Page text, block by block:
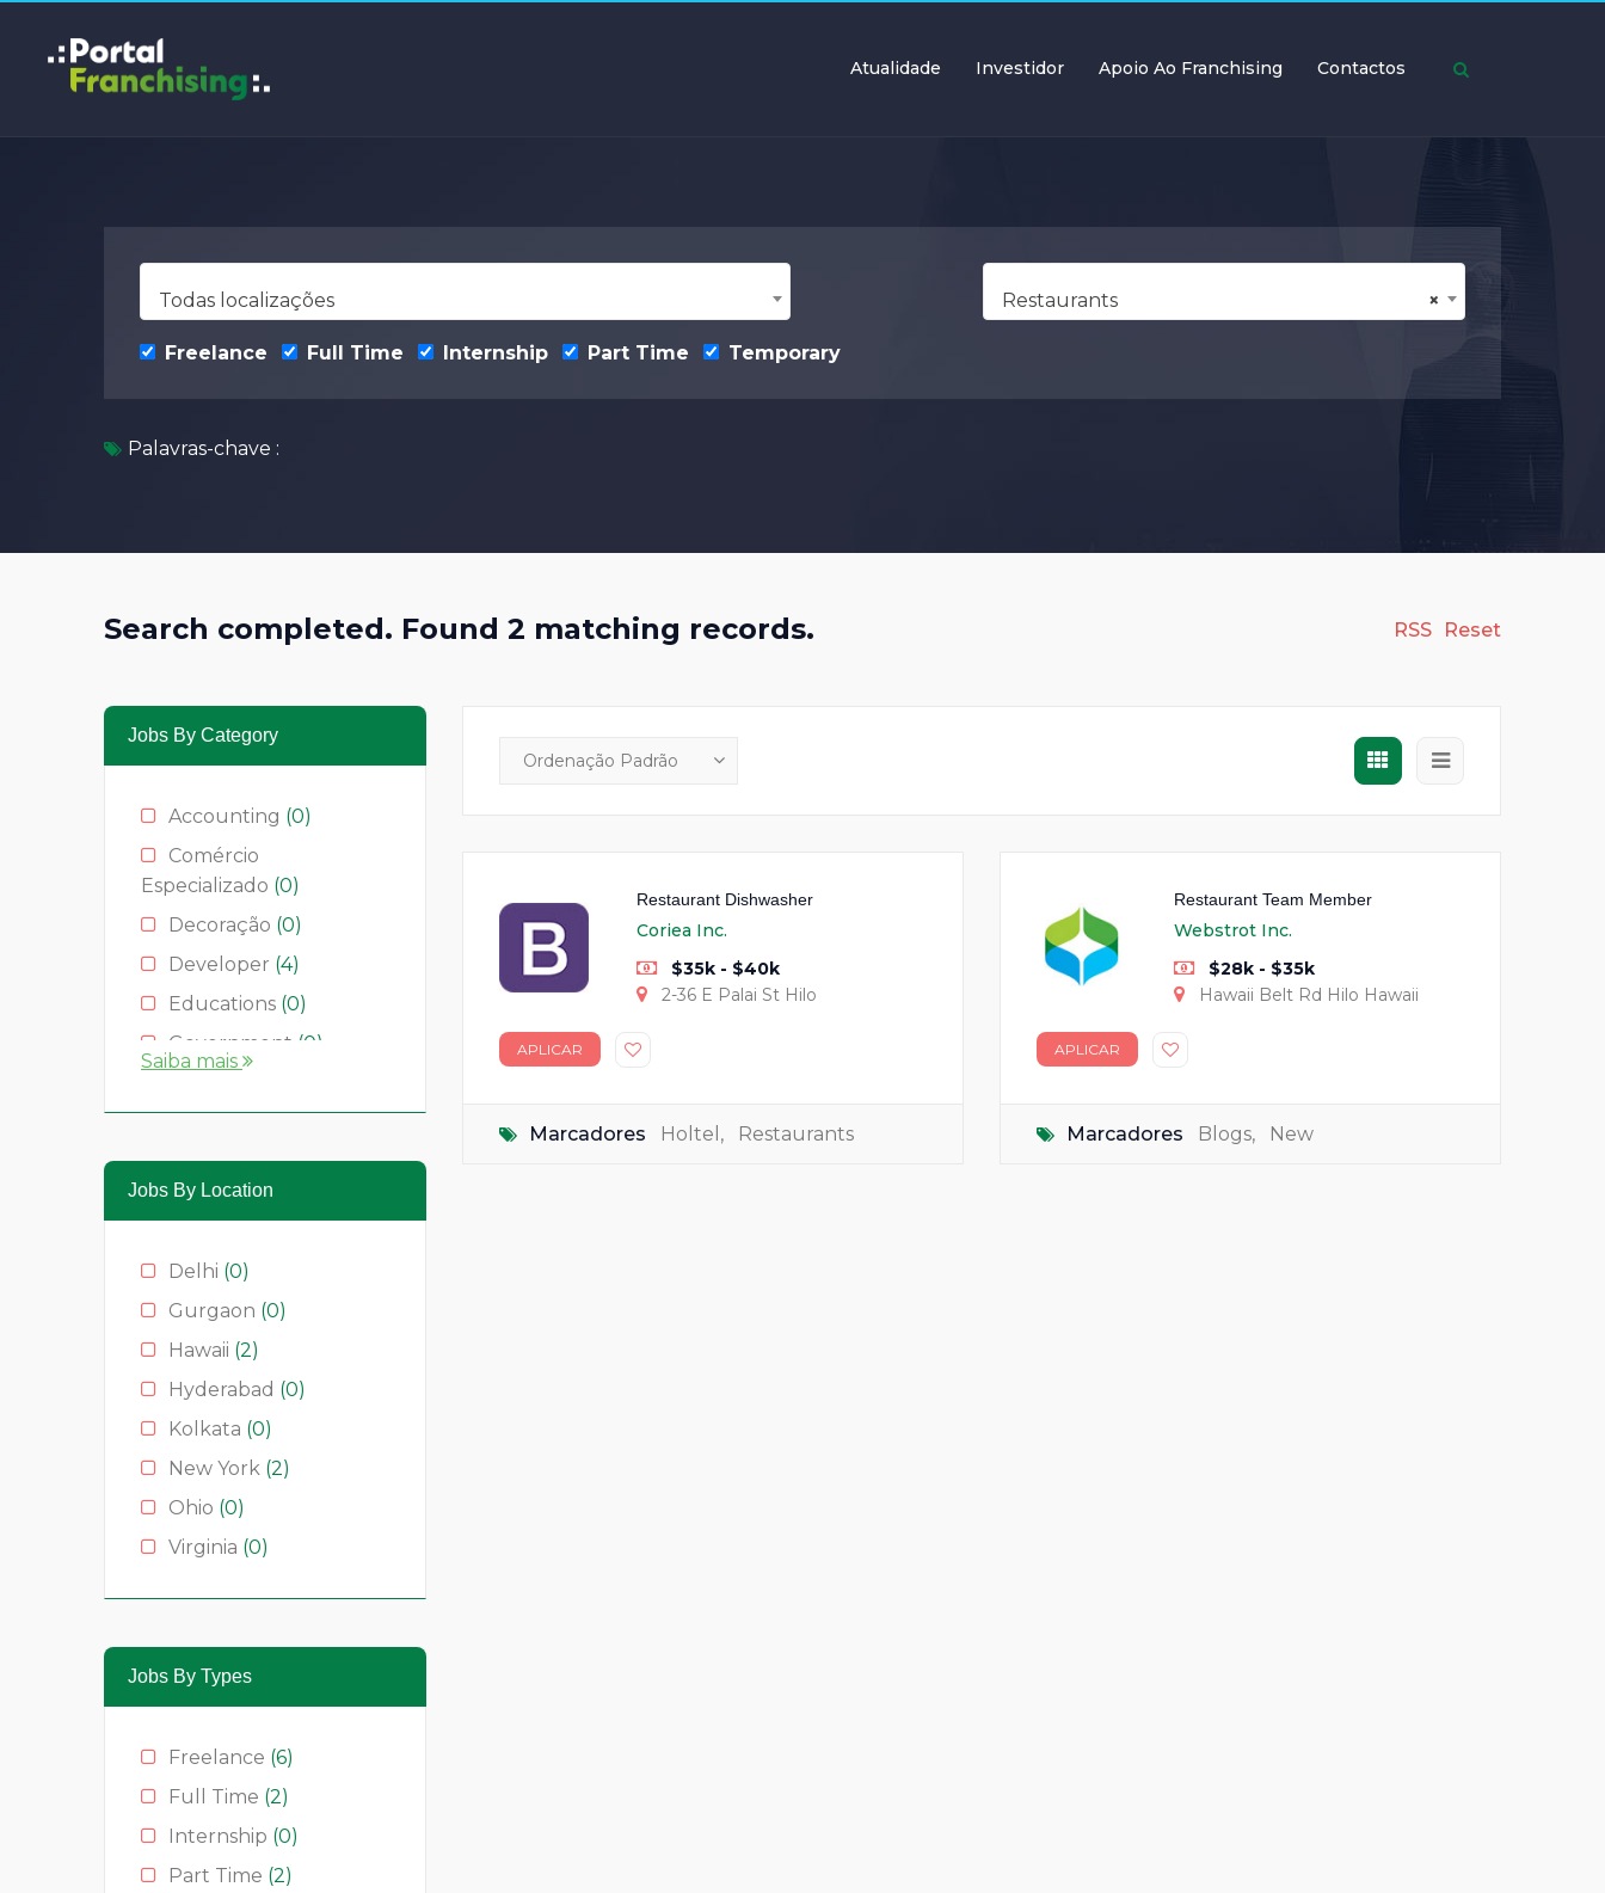
Atualidade Investidor Apoio Ao Franchising Contactos
Todas localizações ×
Restaurants
Freelance Full Time Internship Part Time Temporary
Palavras-chave :
Search completed. Found 2 matching records. Reset
RSS
Restaurant Dishwasher
Coriea Inc.
$35k - $40k
2-36 E Palai St Hilo
APLICAR
Marcadores Holtel , Restaurants
Restaurant Team Member
Webstrot Inc.
$28k - $35k
Hawaii Belt Rd Hilo Hawaii
APLICAR
Marcadores Blogs, New
Jobs By Category
Accounting (0)
Comércio
Especializado (0)
Decoração (0)
Developer (4)
Educations (0)
Government (0)
Medical(2)
Moda(0)
Restaurants
Serviços (0)
Technology
Saiba mais
Jobs By Location
Delhi (0)
Gurgaon (0)
Hawaii (2)
Hyderabad (0)
Kolkata (0)
New York (2)
Ohio (0)
Virginia (0)
Jobs By Types
Freelance (6)
Full Time (2)
Internship (0)
Part Time (2)